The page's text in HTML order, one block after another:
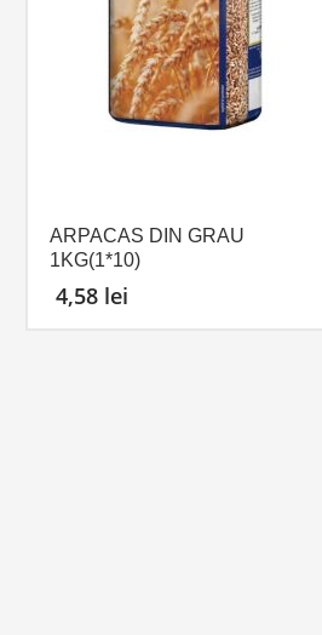
ARPACAS DIN GRAU
1KG(1*10)
4,58 lei